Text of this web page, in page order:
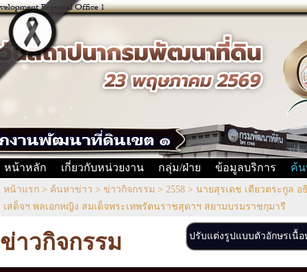
หน้าหลัก เกี่ยวกับหน่วยงาน กลุ่ม/ฝ่าย ข้อมูลบริการ ค้น
หน้าแรก > ค้นหาข่าว > ข่าวกิจกรรม > 2558 > นายสุรเดช เตียวตระกูล
เสด็จฯ พลเอกหญิง สมเด็จพระเทพรัตนราชสุดาฯ สยามบรมราชกุมารี
ข่าวกิจกรรม ปรับแต่งรูปแบบตัวอักษรเ